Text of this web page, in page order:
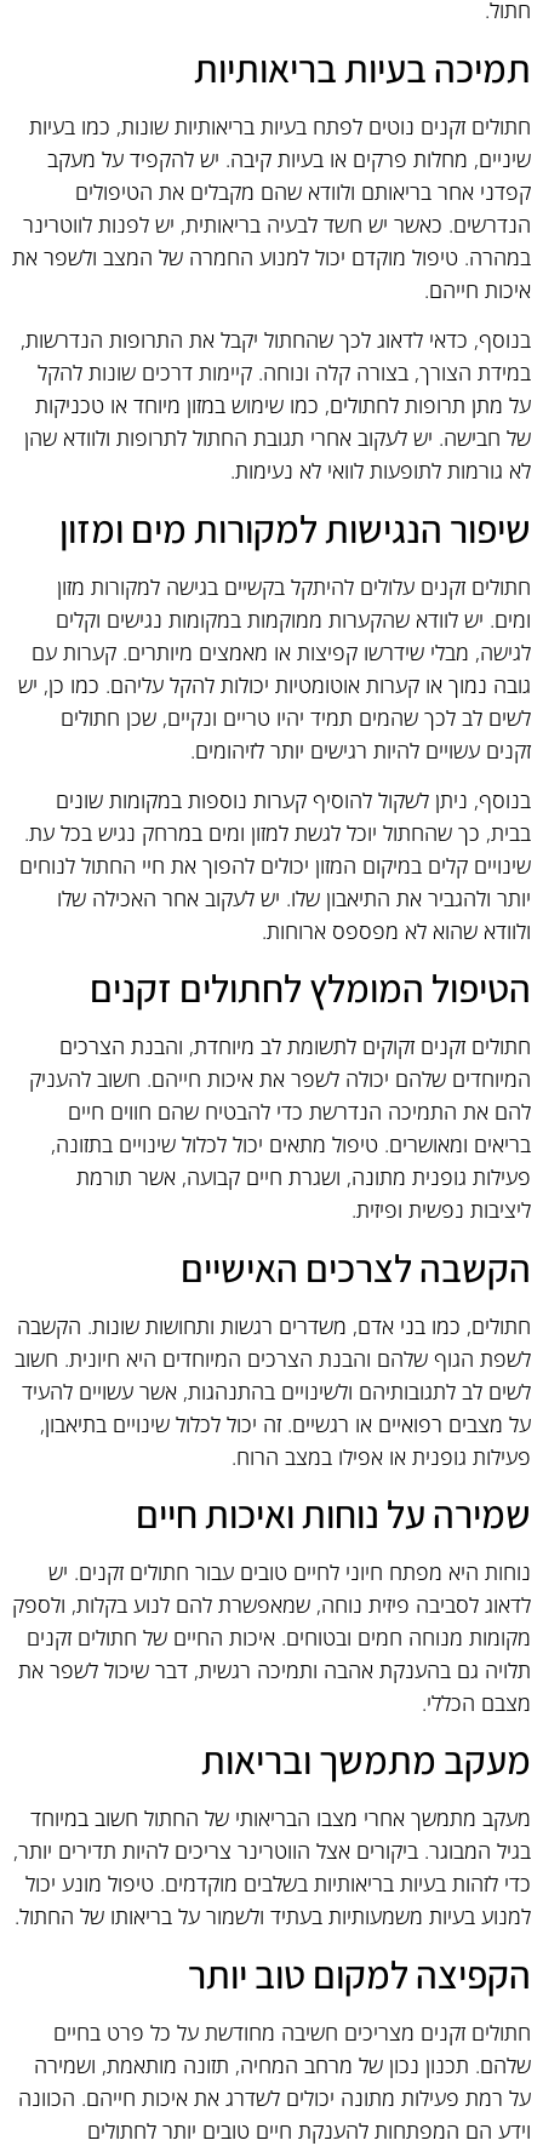
חתול.
תמיכה בעיות בריאותיות
חתולים זקנים נוטים לפתח בעיות בריאותיות שונות, כמו בעיות
שיניים, מחלות פרקים או בעיות קיבה. יש להקפיד על מעקב
קפדני אחר בריאותם ולוודא שהם מקבלים את הטיפולים
הנדרשים. כאשר יש חשד לבעיה בריאותית, יש לפנות לווטרינר
במהרה. טיפול מוקדם יכול למנוע החמרה של המצב ולשפר את
איכות חייהם.
בנוסף, כדאי לדאוג לכך שהחתול יקבל את התרופות הנדרשות,
במידת הצורך, בצורה קלה ונוחה. קיימות דרכים שונות להקל
על מתן תרופות לחתולים, כמו שימוש במזון מיוחד או טכניקות
של חבישה. יש לעקוב אחרי תגובת החתול לתרופות ולוודא שהן
לא גורמות לתופעות לוואי לא נעימות.
שיפור הנגישות למקורות מים ומזון
חתולים זקנים עלולים להיתקל בקשיים בגישה למקורות מזון
ומים. יש לוודא שהקערות ממוקמות במקומות נגישים וקלים
לגישה, מבלי שידרשו קפיצות או מאמצים מיותרים. קערות עם
גובה נמוך או קערות אוטומטיות יכולות להקל עליהם. כמו כן, יש
לשים לב לכך שהמים תמיד יהיו טריים ונקיים, שכן חתולים
זקנים עשויים להיות רגישים יותר לזיהומים.
בנוסף, ניתן לשקול להוסיף קערות נוספות במקומות שונים
בבית, כך שהחתול יוכל לגשת למזון ומים במרחק נגיש בכל עת.
שינויים קלים במיקום המזון יכולים להפוך את חיי החתול לנוחים
יותר ולהגביר את התיאבון שלו. יש לעקוב אחר האכילה שלו
ולוודא שהוא לא מפספס ארוחות.
הטיפול המומלץ לחתולים זקנים
חתולים זקנים זקוקים לתשומת לב מיוחדת, והבנת הצרכים
המיוחדים שלהם יכולה לשפר את איכות חייהם. חשוב להעניק
להם את התמיכה הנדרשת כדי להבטיח שהם חווים חיים
בריאים ומאושרים. טיפול מתאים יכול לכלול שינויים בתזונה,
פעילות גופנית מתונה, ושגרת חיים קבועה, אשר תורמת
ליציבות נפשית ופיזית.
הקשבה לצרכים האישיים
חתולים, כמו בני אדם, משדרים רגשות ותחושות שונות. הקשבה
לשפת הגוף שלהם והבנת הצרכים המיוחדים היא חיונית. חשוב
לשים לב לתגובותיהם ולשינויים בהתנהגות, אשר עשויים להעיד
על מצבים רפואיים או רגשיים. זה יכול לכלול שינויים בתיאבון,
פעילות גופנית או אפילו במצב הרוח.
שמירה על נוחות ואיכות חיים
נוחות היא מפתח חיוני לחיים טובים עבור חתולים זקנים. יש
לדאוג לסביבה פיזית נוחה, שמאפשרת להם לנוע בקלות, ולספק
מקומות מנוחה חמים ובטוחים. איכות החיים של חתולים זקנים
תלויה גם בהענקת אהבה ותמיכה רגשית, דבר שיכול לשפר את
מצבם הכללי.
מעקב מתמשך ובריאות
מעקב מתמשך אחרי מצבו הבריאותי של החתול חשוב במיוחד
בגיל המבוגר. ביקורים אצל הווטרינר צריכים להיות תדירים יותר,
כדי לזהות בעיות בריאותיות בשלבים מוקדמים. טיפול מונע יכול
למנוע בעיות משמעותיות בעתיד ולשמור על בריאותו של החתול.
הקפיצה למקום טוב יותר
חתולים זקנים מצריכים חשיבה מחודשת על כל פרט בחיים
שלהם. תכנון נכון של מרחב המחיה, תזונה מותאמת, ושמירה
על רמת פעילות מתונה יכולים לשדרג את איכות חייהם. הכוונה
וידע הם המפתחות להענקת חיים טובים יותר לחתולים